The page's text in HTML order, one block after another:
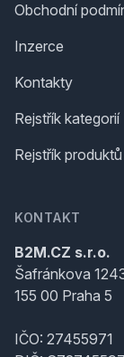
Obchodní
Inzerce
Kontakty
Rejstřík kategorií
Rejstřík produktů
KONTAKT
B2M.CZ s.r.o.
Šafránkova
155 00 Praha 5
IČO: 27455971